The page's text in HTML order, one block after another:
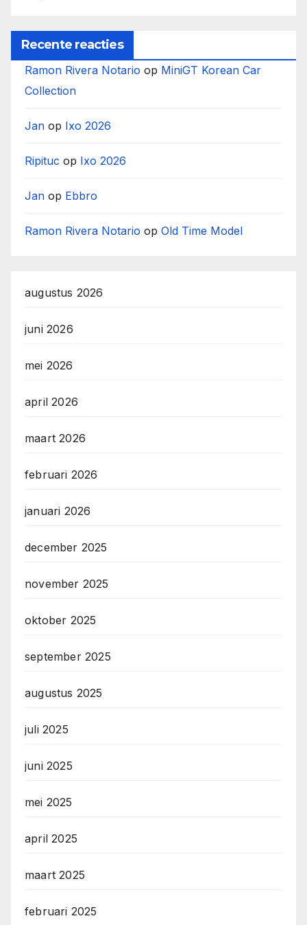
Recente reacties
Ramon Rivera Notario op MiniGT Korean Car
Collection
Jan op Ixo 2026
Ripituc op Ixo 2026
Jan op Ebbro
Ramon Rivera Notario op Old Time Model
augustus 2026
juni 2026
mei 2026
april 2026
maart 2026
februari 2026
januari 2026
december 2025
november 2025
oktober 2025
september 2025
augustus 2025
juli 2025
juni 2025
mei 2025
april 2025
maart 2025
februari 2025